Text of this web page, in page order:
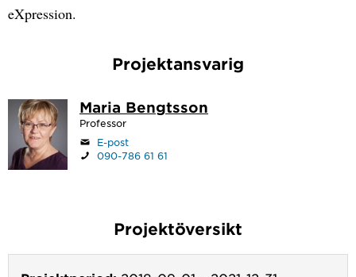
eXpression.
Projektansvarig
Maria Bengtsson
Professor
E-post
090-786 61 61
Projektöversikt